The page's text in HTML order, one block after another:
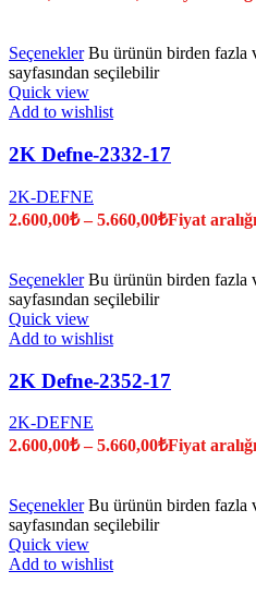
Seçenekler Bu ürünün birden fazla
sayfasından seçilebilir
Quick view
Add to wishlist
2K Defne-2332-17
2K-DEFNE
2.600,00₺ –5.660,00₺Fiyat
Seçenekler Bu ürünün birden fazla
sayfasından seçilebilir
Quick view
Add to wishlist
2K Defne-2352-17
2K-DEFNE
2.600,00₺ –5.660,00₺Fiyat
Seçenekler Bu ürünün birden fazla
sayfasından seçilebilir
Quick view
Add to wishlist